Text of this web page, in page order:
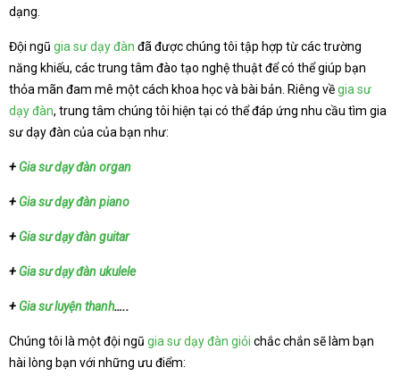
dạng.
Đội ngũ gia sư dạy đàn đã được chúng tôi tập hợp từ các trường
năng khiếu, các trung tâm đào tạo nghệ thuật để có thể giúp bạn
thỏa mãn đam mê một cách khoa học và bài bản. Riêng vềgia sư
dạy đàn, trung tâm chúng tôi hiện tại có thể đáp ứng nhu cầu tìm gia
sư dạy đàn của của bạn như:
+ Gia sư dạy đàn organ
+ Gia sư dạy đàn piano
+ Gia sư dạy đàn guitar
+ Gia sư dạy đàn ukulele
+ Gia sư luyện thanh…..
Chúng tôi là một đội ngũ gia sư dạy đàn giỏi chắc chắn sẽ làm bạn
hài lòng bạn với những ưu điểm: